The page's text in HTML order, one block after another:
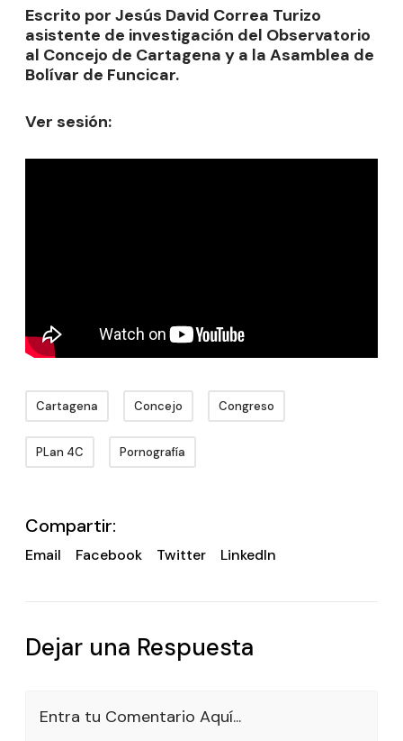
Escrito por Jesús David Correa Turizo
asistente de investigación del Observatorio
al Concejo de Cartagena y a la Asamblea de
Bolívar de Funcicar.
Ver sesión:
Cartagena Concejo Congreso
PLan 4C Pornografía
Compartir:
Email Facebook Twitter LinkedIn
Dejar una Respuesta
Entra tu Comentario Aquí...